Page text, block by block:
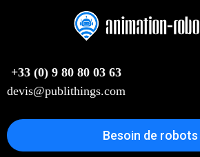
+33 (0) 9 80 80 03 63
devis@publithings.com
Besoin de robots